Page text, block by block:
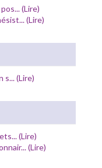
(Lire)
(Lire)
(Lire)
(Lire)
(Lire)